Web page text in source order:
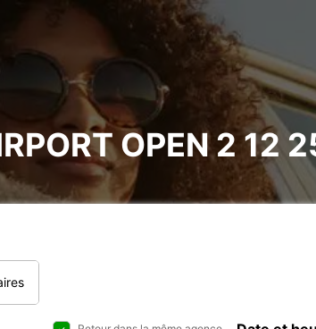
OPEN 2 12